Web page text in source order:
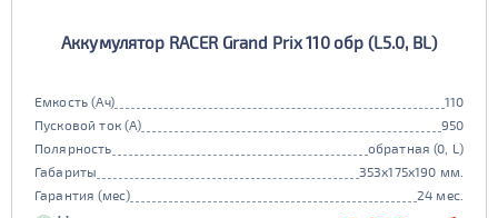
Аккумулятор RACER Grand Prix 110 обр (L5.0, BL)
Емкость (Ач)
110
Пусковой ток (А)
950
Полярность
обратная (0, L)
Габариты
353x175x190 мм.
Гарантия (мес)
24 мес.